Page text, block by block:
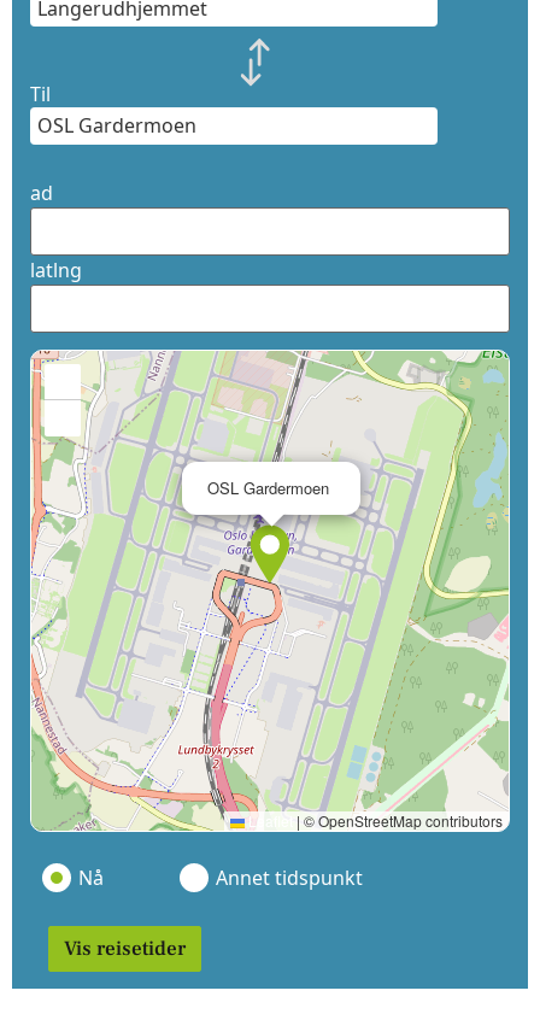
Til
ad
latlng
OSL Gardermoen
Leaflet | © OpenStreetMap contributors
Nå Annet tidspunkt
Vis reisetider